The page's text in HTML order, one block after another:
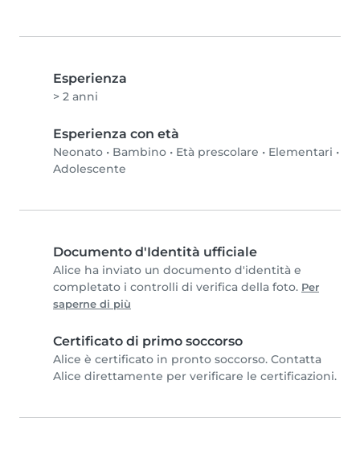
Esperienza
> 2 anni
Esperienza con età
Neonato • Bambino • Età prescolare • Elementari •
Adolescente
Documento d'Identità ufficiale
Alice ha inviato un documento d'identità e
completato i controlli di verifica della foto. Per
saperne di più
Certificato di primo soccorso
Alice è certificato in pronto soccorso. Contatta
Alice direttamente per verificare le certificazioni.